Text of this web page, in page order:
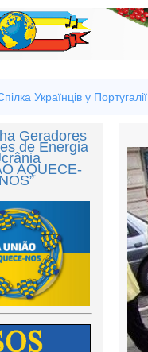
Українців у Португалії
Geradores
de Energia
AQUECE-
NOS”